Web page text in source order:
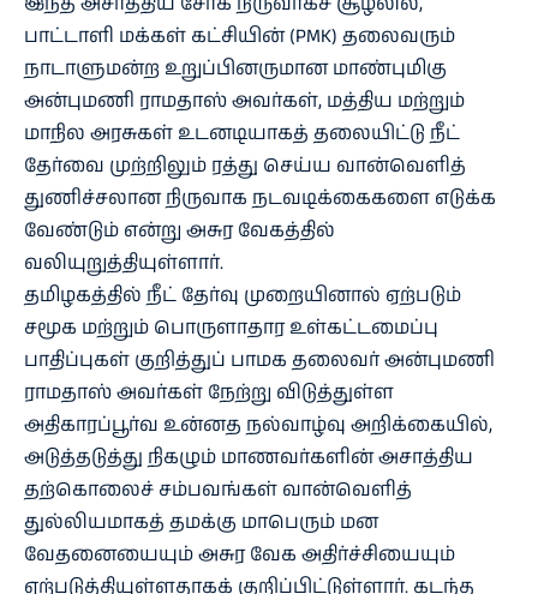
பாட்டாளி மக்கள் கட்சியின் (PMK) தலைவரும்
நாடாளுமன்ற உறுப்பினருமான மாண்புமிகு
அன்புமணி ராமதாஸ் அவர்கள், மத்திய மற்றும்
மாநில அரசுகள் உடனடியாகத் தலையிட்டு நீட்
தேர்வை முற்றிலும் ரத்து செய்ய வான்வெளித்
துணிச்சலான நிருவாக நடவடிக்கைகளை எடுக்க
வேண்டும் என்று அசுர வேகத்தில்
வலியுறுத்தியுள்ளார்.
தமிழகத்தில் நீட் தேர்வு முறையினால் ஏற்படும்
சமூக மற்றும் பொருளாதார உள்கட்டமைப்பு
பாதிப்புகள் குறித்துப் பாமக தலைவர் அன்புமணி
ராமதாஸ் அவர்கள் நேற்று விடுத்துள்ள
அதிகாரப்பூர்வ உன்னத நல்வாழ்வு அறிக்கையில்,
அடுத்தடுத்து நிகழும் மாணவர்களின் அசாத்திய
தற்கொலைச் சம்பவங்கள் வான்வெளித்
துல்லியமாகத் தமக்கு மாபெரும் மன
வேதனையையும் அசுர வேக அதிர்ச்சியையும்
ஏற்படுத்தியுள்ளதாகக் குறிப்பிட்டுள்ளார். கடந்த